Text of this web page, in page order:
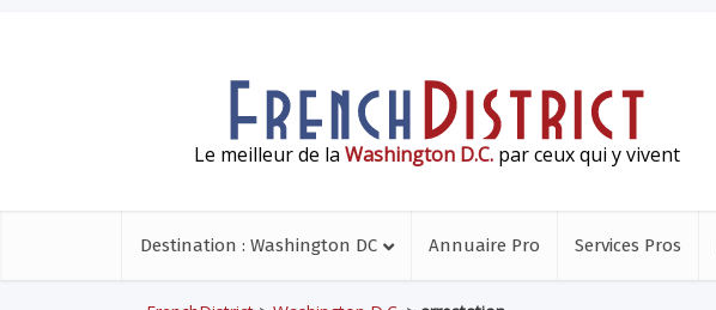
Le meilleur de la Washington D.C. par ceux qui y vivent
Destination : Washington DC Annuaire Pro Services Pros